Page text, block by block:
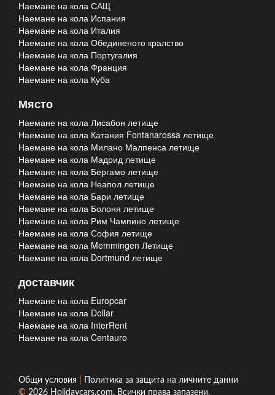
Наемане на кола САЩ
Наемане на кола Испания
Наемане на кола Италия
Наемане на кола Обединеното кралство
Наемане на кола Португалия
Наемане на кола Франция
Наемане на кола Куба
Място
Наемане на кола Лисабон летище
Наемане на кола Катания Fontanarossa летище
Наемане на кола Милано Малпенса летище
Наемане на кола Мадрид летище
Наемане на кола Бергамо летище
Наемане на кола Неапол летище
Наемане на кола Бари летище
Наемане на кола Болоня летище
Наемане на кола Рим Чампино летище
Наемане на кола София летище
Наемане на кола Memmingen Летище
Наемане на кола Dortmund летище
доставчик
Наемане на кола Europcar
Наемане на кола Dollar
Наемане на кола InterRent
Наемане на кола Centauro
Общи условия
Политика за защита на личните данни
© 2026 Holidaycars.com. Всички права запазени.